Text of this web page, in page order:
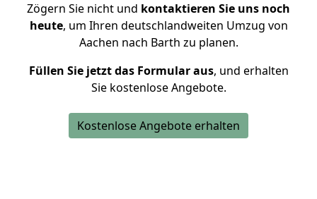
Zögern Sie nicht und kontaktieren Sie uns noch
heute, um Ihren deutschlandweiten Umzug von
Aachen nach Barth zu planen.
Füllen Sie jetzt das Formular aus, und erhalten
Sie kostenlose Angebote.
Kostenlose Angebote erhalten